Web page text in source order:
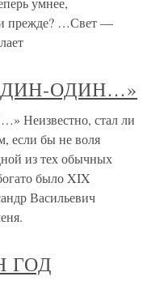
прежде? …Свет —
ОДИН…»
стал ли
если бы не воля
из тех обычных
было XIX
Васильевич
ГОД